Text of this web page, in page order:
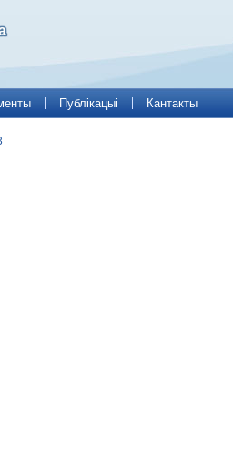
Публікацыі Кантакты